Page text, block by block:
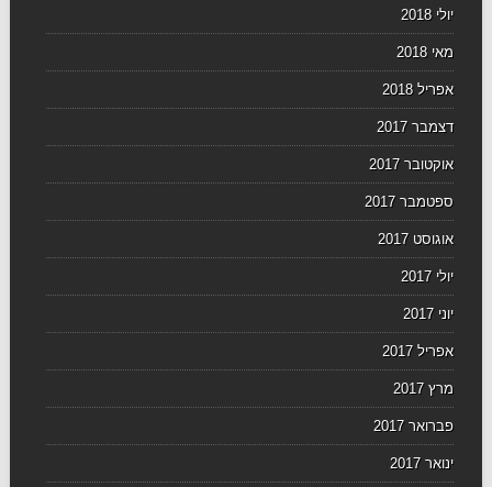
יולי 2018
מאי 2018
אפריל 2018
דצמבר 2017
אוקטובר 2017
ספטמבר 2017
אוגוסט 2017
יולי 2017
יוני 2017
אפריל 2017
מרץ 2017
פברואר 2017
ינואר 2017